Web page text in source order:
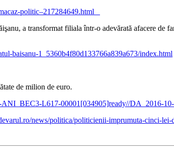
politic–217284649.html
a transformat filiala într-o adevărată afacere
baisanu-1_5360b4f80d133766a839a673/index.html
de milion de euro.
ANI_BEC3-L617-00001[034905]ready//
news/politica/politicienii-imprumuta-cinci-